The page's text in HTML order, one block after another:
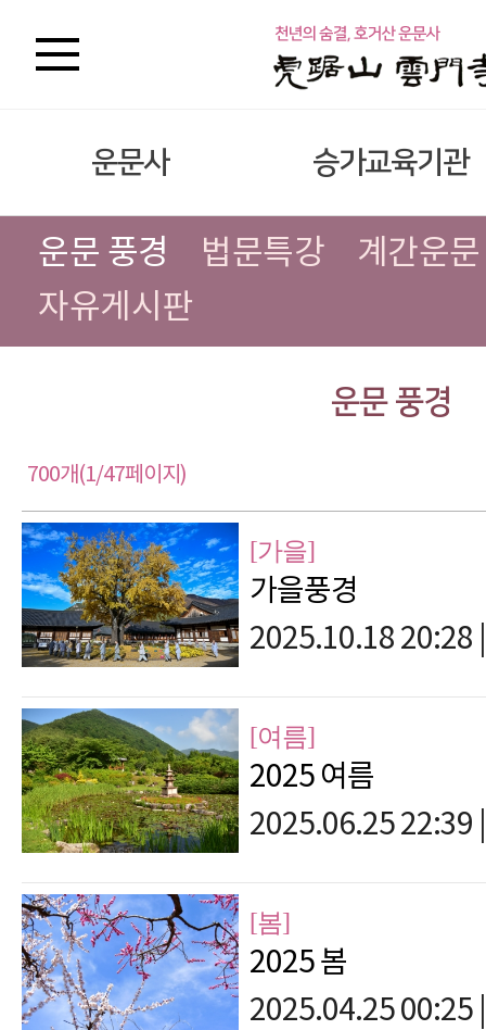
운문사 승가교육기관
운문 풍경 법문특강
계간운문
자유게시판
운문 풍경
700개(1/47페이지)
[가을]
가을풍경
2025.10.18 20:28
[여름]
2025 여름
2025.06.25 22:39
[봄]
2025 봄
2025.04.25 00:25